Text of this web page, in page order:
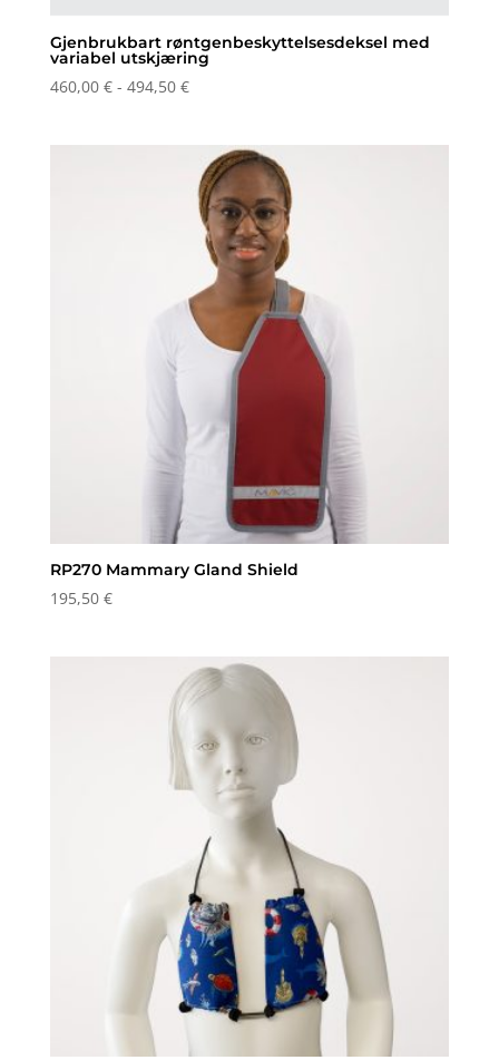
Gjenbrukbart røntgenbeskyttelsesdeksel med
variabel utskjæring
460,00 € - 494,50 €Prisområde:
med
494,50 €
RP270 Mammary Gland Shield
195,50 €